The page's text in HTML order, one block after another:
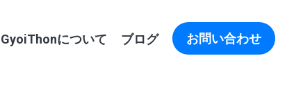
GyoiThonについて ブログ お問い合わせ